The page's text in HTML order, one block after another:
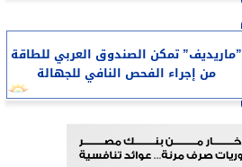
”ماريديف” تمكن الصندوق العربي للطاقة
من إجراء الفحص النافي للجهالة